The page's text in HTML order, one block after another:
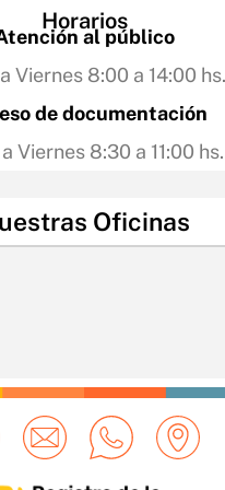
Horarios
al público
Viernes 8:00 a 14:00 hs.
de documentación
Viernes 8:30 a 11:00 hs.
Oficinas